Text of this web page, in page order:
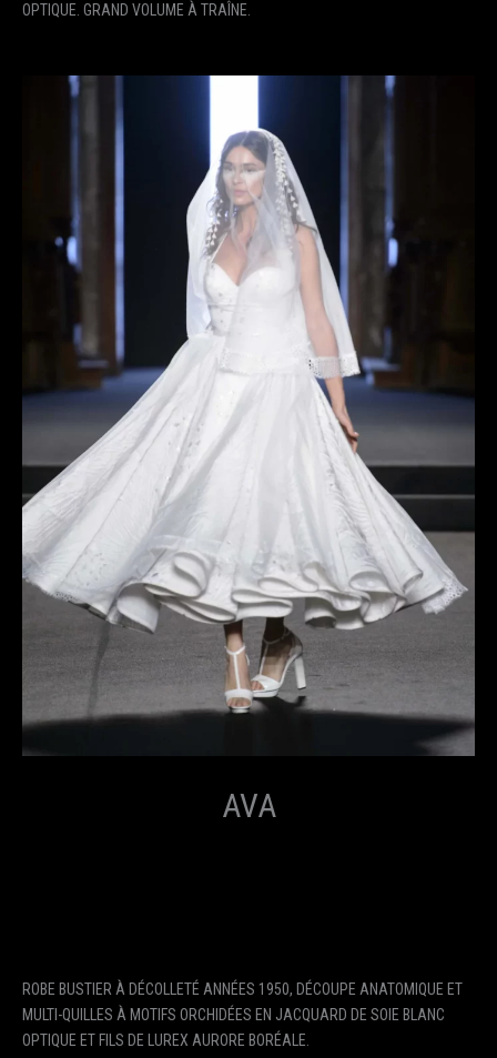
OPTIQUE. GRAND VOLUME À TRAÎNE.
AVA
ROBE BUSTIER À DÉCOLLETÉ ANNÉES 1950, DÉCOUPE ANATOMIQUE ET
MULTI-QUILLES À MOTIFS ORCHIDÉES EN JACQUARD DE SOIE BLANC
OPTIQUE ET FILS DE LUREX AURORE BORÉALE.